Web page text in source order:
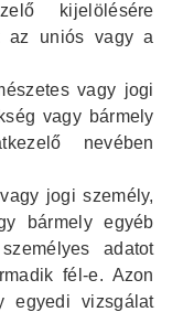
kijelölésére
az uniós vagy a
vagy jogi
vagy bármely
nevében
jogi személy,
bármely egyéb
adatot
fél-e. Azon
egyedi vizsgálat